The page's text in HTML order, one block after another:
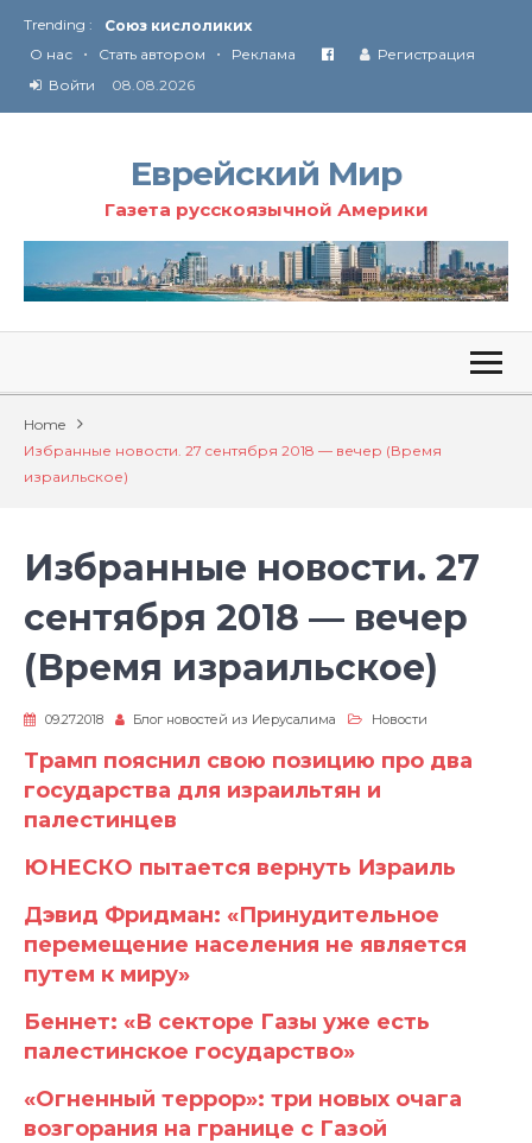
Trending :
Технология Революции в Иране
О нас • Стать автором • Реклама
Регистрация
Войти
08.08.2026
Еврейский Мир
Газета русскоязычной Америки
Home
Избранные новости. 27 cентября 2018 — вечер (Время
израильское)
Избранные новости. 27
cентября 2018 — вечер
(Время израильское)
09.27.2018 Блог новостей из Иерусалима Новости
Трамп пояснил свою позицию про два
государства для израильтян и
палестинцев
ЮНЕСКО пытается вернуть Израиль
Дэвид Фридман: «Принудительное
перемещение населения не является
путем к миру»
Беннет: «В секторе Газы уже есть
палестинское государство»
«Огненный террор»: три новых очага
возгорания на границе с Газой